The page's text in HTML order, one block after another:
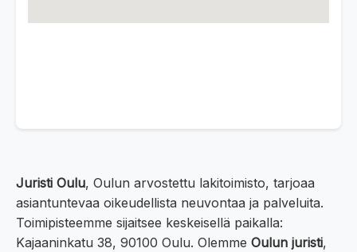
Juristi Oulu, Oulun arvostettu lakitoimisto, tarjoaa
asiantuntevaa oikeudellista neuvontaa ja palveluita.
Toimipisteemme sijaitsee keskeisellä paikalla:
Kajaaninkatu 38, 90100 Oulu. Olemme Oulun juristi,